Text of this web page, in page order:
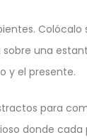
una
y el presente.
para
donde cada